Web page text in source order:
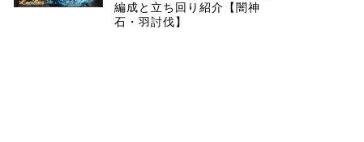
編成と立ち回り紹介【闇神
石・羽討伐】